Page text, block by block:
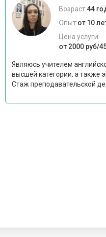
Возраст:44
Опыт:от 10
Цена услуги:
от 2000 руб/
Являюсь учителем
высшей категории, а также
Стаж преподавательской